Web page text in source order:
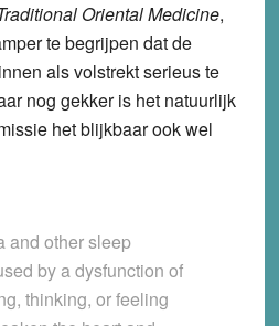
Oriental Medicine,
te begrijpen dat de
als volstrekt serieus te
nog gekker is het natuurlijk
het blijkbaar ook wel
and other sleep
by a dysfunction of
thinking, or feeling